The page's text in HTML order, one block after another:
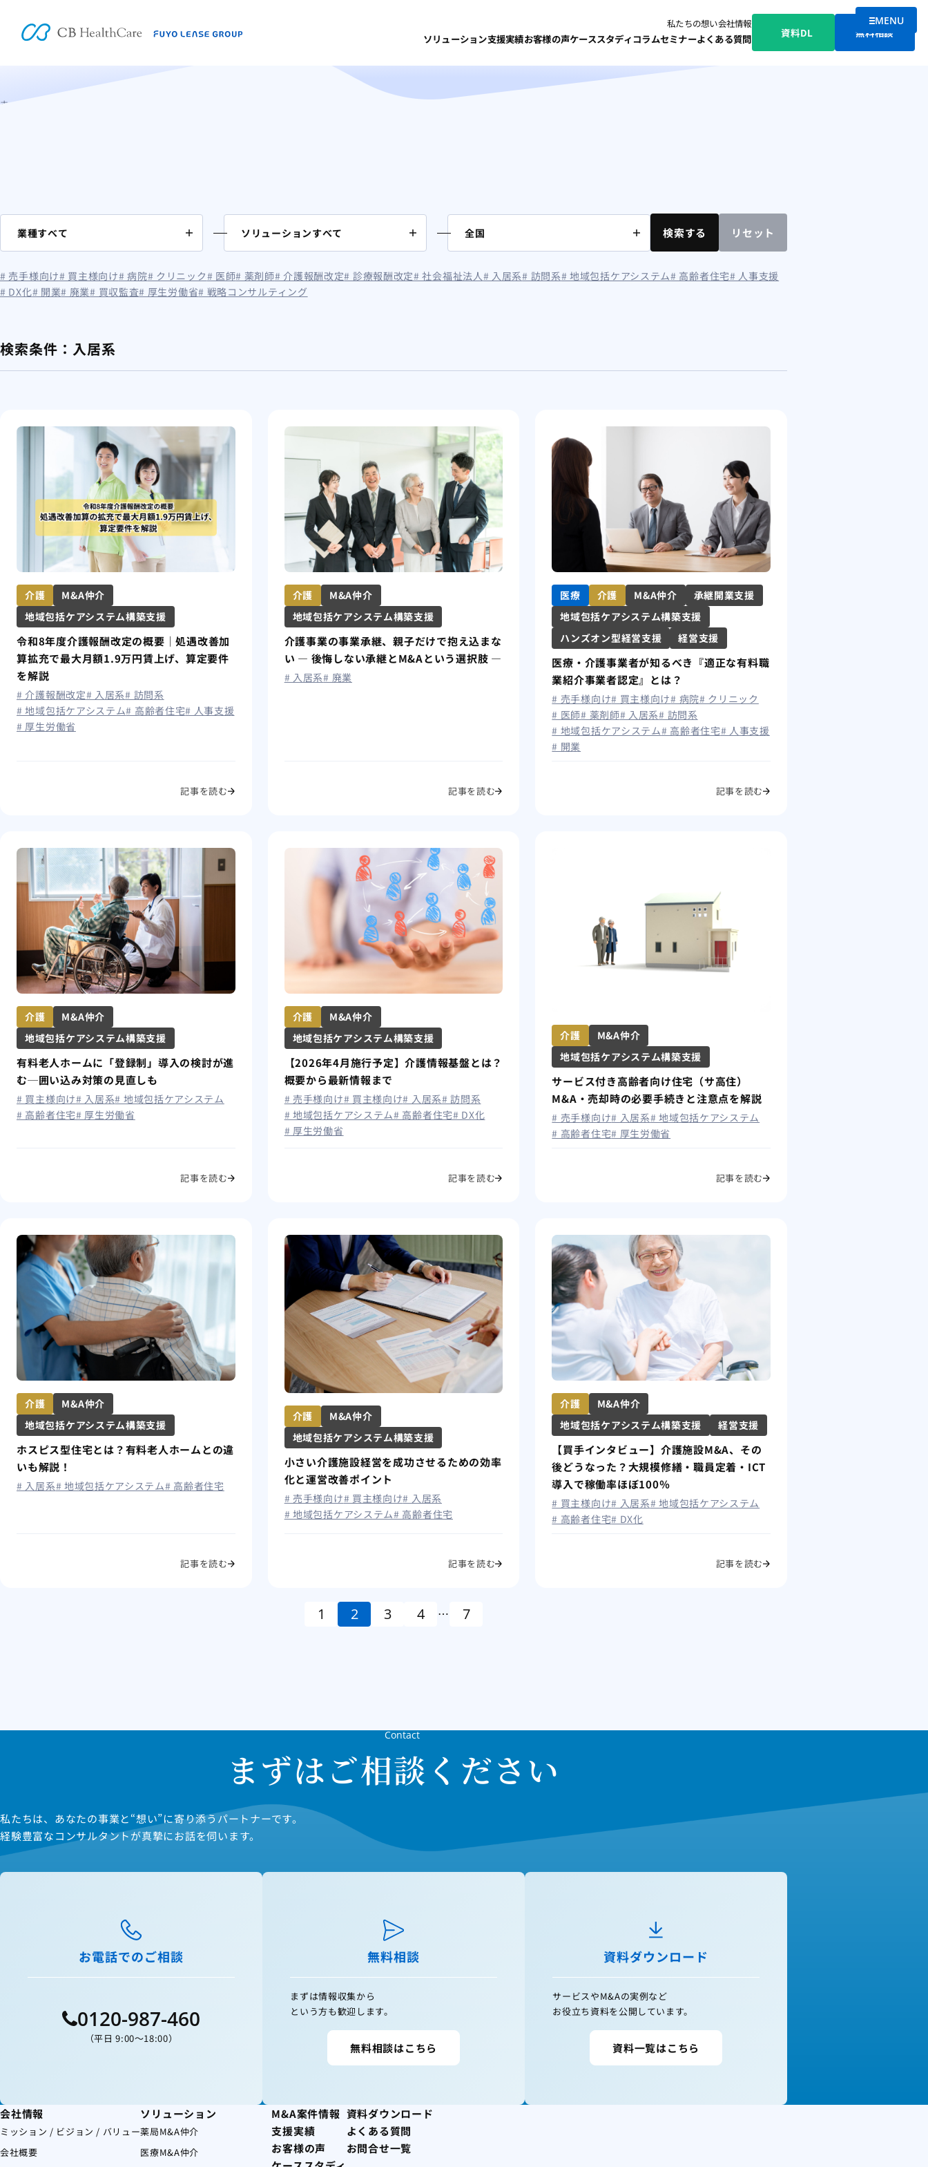
メニュー
MENU
私たちの想い会社情報
ソリューション支援実績お客様の声ケーススタディ コラムセミナーよくある質問 資料DL 無料相談
コラム
ホーム
検索する リセット
# 売手様向け# 買主様向け# 病院# クリニック# 医師# 薬剤師# 介護報酬改定# 診療報酬改定# 社会福祉法人# 入居系# 訪問系# 地域包括ケアシステム# 高齢者住宅# 人事支援
# DX化# 開業# 廃業# 買収監査# 厚生労働省# 戦略コンサルティング
検索条件： 入居系
介護
M&A仲介
地域包括ケアシステム構築支援
令和8年度介護報酬改定の概要｜処遇改善加
算拡充で最大月額1.9万円賃上げ、算定要件
を解説
# 介護報酬改定# 入居系# 訪問系
# 地域包括ケアシステム# 高齢者住宅# 人事支援
# 厚生労働省
記事を読む
介護
M&A仲介
地域包括ケアシステム構築支援
介護事業の事業承継、親子だけで抱え込まな
い ― 後悔しない承継とM&Aという選択肢 ―
# 入居系# 廃業
記事を読む
医療 介護 M&A仲介
承継開業支援
地域包括ケアシステム構築支援
ハンズオン型経営支援
経営支援
医療・介護事業者が知るべき『適正な有料職
業紹介事業者認定』とは？
# 売手様向け# 買主様向け# 病院# クリニック
# 医師# 薬剤師# 入居系# 訪問系
# 地域包括ケアシステム# 高齢者住宅# 人事支援
# 開業
記事を読む
介護
M&A仲介
地域包括ケアシステム構築支援
有料老人ホームに「登録制」導入の検討が進
む─囲い込み対策の見直しも
# 買主様向け# 入居系# 地域包括ケアシステム
# 高齢者住宅# 厚生労働省
記事を読む
介護
M&A仲介
地域包括ケアシステム構築支援
【2026年4月施行予定】介護情報基盤とは？
概要から最新情報まで
# 売手様向け# 買主様向け# 入居系# 訪問系
# 地域包括ケアシステム# 高齢者住宅# DX化
# 厚生労働省
記事を読む
介護
M&A仲介
地域包括ケアシステム構築支援
サービス付き高齢者向け住宅（サ高住）
M&A・売却時の必要手続きと注意点を解説
# 売手様向け# 入居系# 地域包括ケアシステム
# 高齢者住宅# 厚生労働省
記事を読む
介護
M&A仲介
地域包括ケアシステム構築支援
ホスピス型住宅とは？有料老人ホームとの違
いも解説！
# 入居系# 地域包括ケアシステム# 高齢者住宅
記事を読む
介護
M&A仲介
地域包括ケアシステム構築支援
小さい介護施設経営を成功させるための効率
化と運営改善ポイント
# 売手様向け# 買主様向け# 入居系
# 地域包括ケアシステム# 高齢者住宅
記事を読む
介護
M&A仲介
地域包括ケアシステム構築支援
経営支援
【買手インタビュー】介護施設M&A、その
後どうなった？大規模修繕・職員定着・ICT
導入で稼働率ほぼ100％
# 買主様向け# 入居系# 地域包括ケアシステム
# 高齢者住宅# DX化
記事を読む
1 2 3 4 … 7
Contact
まずはご相談ください
私たちは、あなたの事業と“想い”に寄り添うパートナーです。
経験豊富なコンサルタントが真摯にお話を伺います。
お電話でのご相談
0120-987-460
（平日 9:00〜18:00）
無料相談
まずは情報収集から
という方も歓迎します。
無料相談はこちら
資料ダウンロード
サービスやM&Aの実例など
お役立ち資料を公開しています。
資料一覧はこちら
会社情報
ミッション / ビジョン / バリュー
会社概要
ソリューション
薬局M&A仲介
医療M&A仲介
M&A案件情報
支援実績
お客様の声
資料ダウンロード
よくある質問
お問合せ一覧